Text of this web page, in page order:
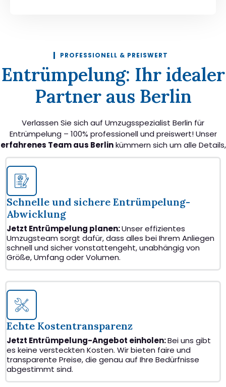
PROFESSIONELL & PREISWERT
Entrümpelung: Ihr idealer
Partner aus Berlin
Verlassen Sie sich auf Umzugsspezialist Berlin für
Entrümpelung – 100% professionell und preiswert! Unser
erfahrenes Team aus Berlinkümmern sich um alle Details,
um Ihnen einen nahtlosen Transport zu ermöglichen.
Schnelle und sichere Entrümpelung-
Abwicklung
Jetzt Entrümpelung planen:Unser effizientes
Umzugsteam sorgt dafür, dass alles bei Ihrem Anliegen
schnell und sicher vonstattengeht, unabhängig von
Größe, Umfang oder Volumen.
Echte Kostentransparenz
Jetzt Entrümpelung-Angebot einholen:Bei uns gibt
es keine versteckten Kosten. Wir bieten faire und
transparente Preise, die genau auf Ihre Bedürfnisse
abgestimmt sind.